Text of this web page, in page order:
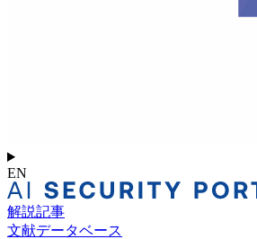
EN
解説記事
文献データベース